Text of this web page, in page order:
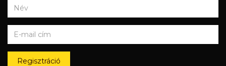
Regisztráció